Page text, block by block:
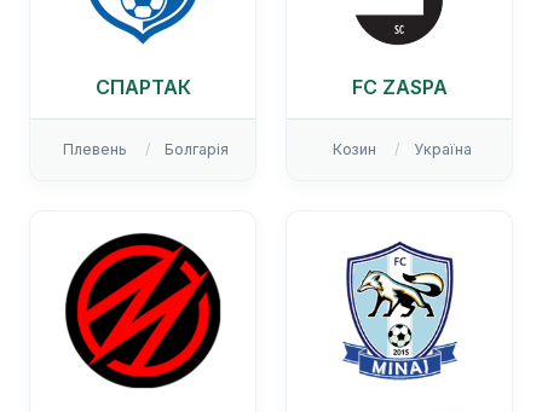
СПАРТАК
Плевень Болгарія
FC ZASPA
Козин Україна